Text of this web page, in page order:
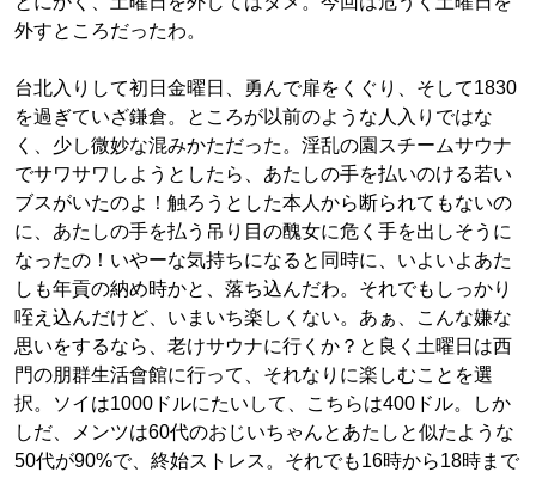
外すところだったわ。
台北入りして初日金曜日、勇んで扉をくぐり、そして1830
を過ぎていざ鎌倉。ところが以前のような人入りではな
く、少し微妙な混みかただった。淫乱の園スチームサウナ
でサワサワしようとしたら、あたしの手を払いのける若い
ブスがいたのよ！触ろうとした本人から断られてもないの
に、あたしの手を払う吊り目の醜女に危く手を出しそうに
なったの！いやーな気持ちになると同時に、いよいよあた
しも年貢の納め時かと、落ち込んだわ。それでもしっかり
咥え込んだけど、いまいち楽しくない。あぁ、こんな嫌な
思いをするなら、老けサウナに行くか？と良く土曜日は西
門の朋群生活會館に行って、それなりに楽しむことを選
択。ソイは1000ドルにたいして、こちらは400ドル。しか
しだ、メンツは60代のおじいちゃんとあたしと似たような
50代が90%で、終始ストレス。それでも16時から18時まで